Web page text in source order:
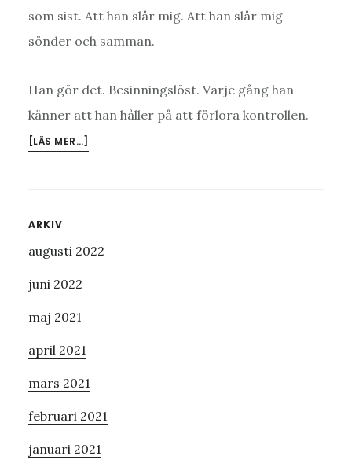
som sist. Att han slår mig. Att han slår mig
sönder och samman.
Han gör det. Besinningslöst. Varje gång han
känner att han håller på att förlora kontrollen.
[LÄS MER…]
Primärt
sidofält
ARKIV
augusti 2022
juni 2022
maj 2021
april 2021
mars 2021
februari 2021
januari 2021